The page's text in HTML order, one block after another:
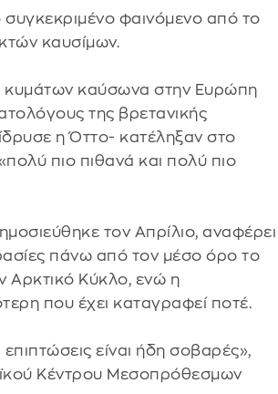
συγκεκριμένο φαινόμενο από το
καυσίμων.
κυμάτων καύσωνα στην Ευρώπη
της βρετανικής
η Όττο- κατέληξαν στο
πιο πιθανά και πολύ πιο
τον Απρίλιο, αναφέρει
πάνω από τον μέσο όρο το
Αρκτικό Κύκλο, ενώ η
που έχει καταγραφεί ποτέ.
είναι ήδη σοβαρές»,
Κέντρου Μεσοπρόθεσμων